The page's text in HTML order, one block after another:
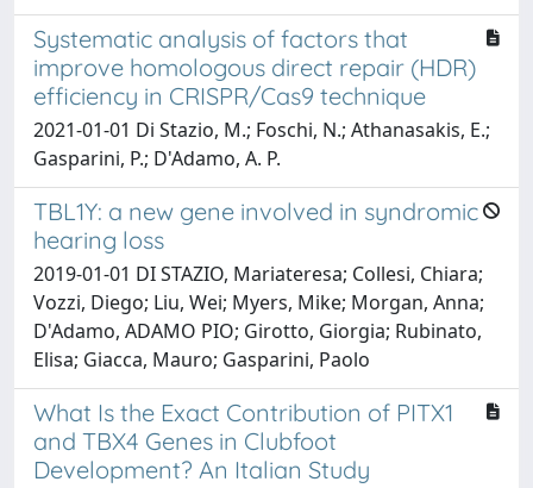
Systematic analysis of factors that
improve homologous direct repair (HDR)
efficiency in CRISPR/Cas9 technique
2021-01-01 Di Stazio, M.; Foschi, N.; Athanasakis, E.;
Gasparini, P.; D'Adamo, A. P.
TBL1Y: a new gene involved in syndromic
hearing loss
2019-01-01 DI STAZIO, Mariateresa; Collesi, Chiara;
Vozzi, Diego; Liu, Wei; Myers, Mike; Morgan, Anna;
D'Adamo, ADAMO PIO; Girotto, Giorgia; Rubinato,
Elisa; Giacca, Mauro; Gasparini, Paolo
What Is the Exact Contribution of PITX1
and TBX4 Genes in Clubfoot
Development? An Italian Study